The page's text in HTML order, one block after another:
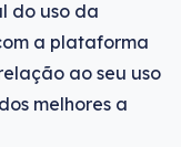
do uso da
a plataforma
ao seu uso
melhores a